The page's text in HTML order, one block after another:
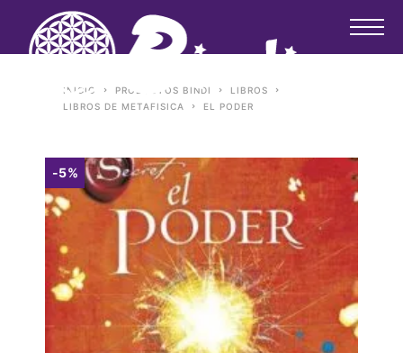
INICIO PRODUCTOS BINDI
LIBROS
LIBROS DE METAFISICA
EL PODER
-5%